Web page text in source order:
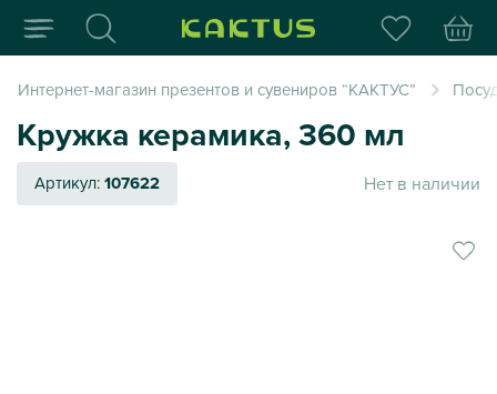
Интернет-магазин
Интернет-магазин презентов и сувениров “КАКТУС”
Кружка керамика, 360 мл
Артикул:107622 Нет в наличии